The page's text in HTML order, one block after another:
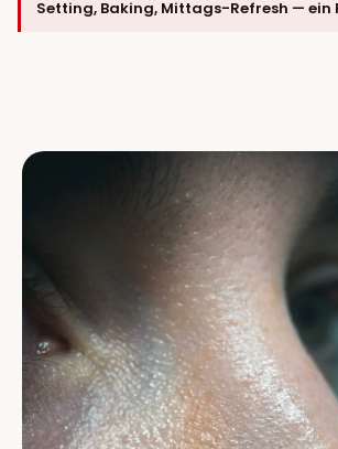
Setting, Baking, Mittags-Refresh — ein